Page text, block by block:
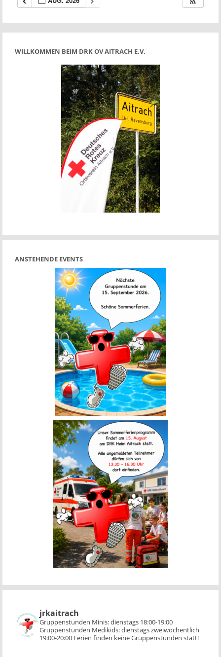
WILLKOMMEN BEIM DRK OV AITRACH E.V.
ANSTEHENDE EVENTS
jrkaitrach
Gruppenstunden Minis:dienstags 18:00-19:00
Gruppenstunden Medikids:dienstags zweiwöchentlich
19:00-20:00 Ferien finden keine Gruppenstunden statt!